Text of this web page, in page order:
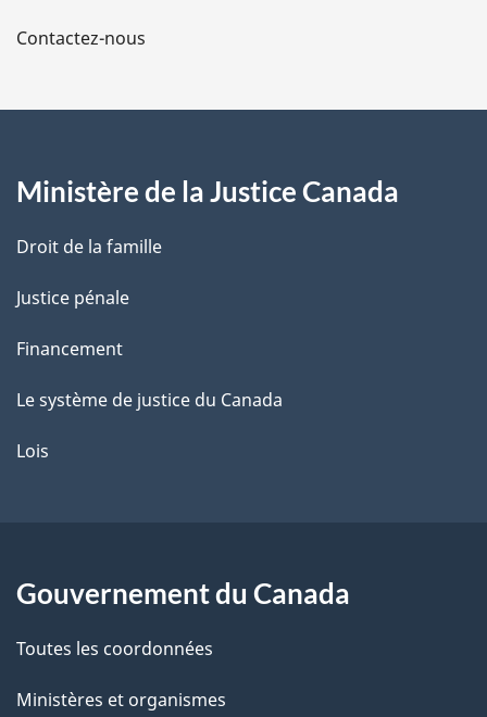
a
e
Contactez-nous
Ministère de la Justice Canada
Droit de la famille
Justice pénale
Financement
Le système de justice du Canada
Lois
Gouvernement du Canada
Toutes les coordonnées
Ministères et organismes